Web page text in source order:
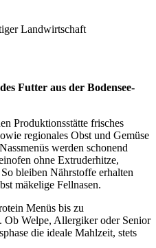
Landwirtschaft
Futter aus der Bodensee-
Produktionsstätte frisches
regionales Obst und Gemüse
werden schonend
ohne Extruderhitze,
bleiben Nährstoffe erhalten
mäkelige Fellnasen.
Menüs bis zu
Welpe, Allergiker oder Senior
die ideale Mahlzeit, stets